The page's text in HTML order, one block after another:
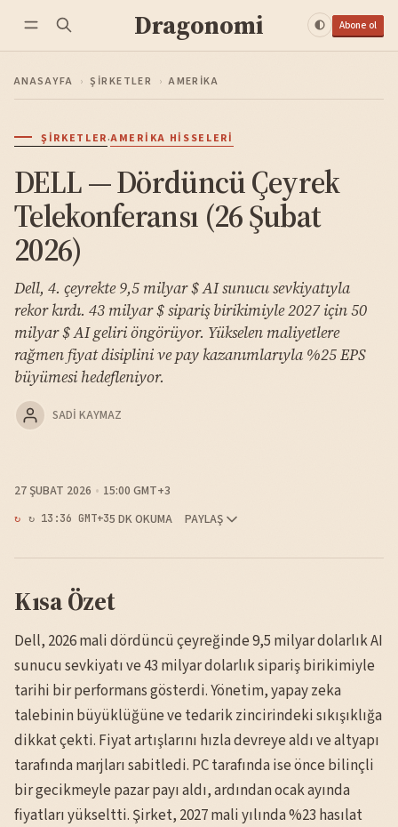
Dragonomi Abone ol
ANASAYFA › ŞIRKETLER › AMERIKA
ŞIRKETLER·AMERIKA HISSELERI
DELL — Dördüncü Çeyrek
Telekonferansı (26 Şubat
2026)
Dell, 4. çeyrekte 9,5 milyar $ AI sunucu sevkiyatıyla
rekor kırdı. 43 milyar $ sipariş birikimiyle 2027 için 50
milyar $ AI geliri öngörüyor. Yükselen maliyetlere
rağmen fiyat disiplini ve pay kazanımlarıyla %25 EPS
büyümesi hedefleniyor.
SADI KAYMAZ
27 ŞUBAT 2026 15:00 GMT+3
↻ 13:36 GMT+35 DK OKUMA PAYLAŞ
Kısa Özet
Dell, 2026 mali dördüncü çeyreğinde 9,5 milyar dolarlık AI
sunucu sevkiyatı ve 43 milyar dolarlık sipariş birikimiyle
tarihi bir performans gösterdi. Yönetim, yapay zeka
talebinin büyüklüğüne ve tedarik zincirindeki sıkışıklığa
dikkat çekti. Fiyat artışlarını hızla devreye aldı ve altyapı
tarafında marjları sabitledi. PC tarafında ise önce bilinçli
bir gecikmeyle pazar payı aldı, ardından ocak ayında
fiyatları yükseltti. Şirket, 2027 mali yılında %23 hasılat